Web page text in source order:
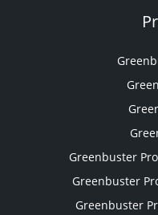
Greenbuster
Greenbuster
Greenbuster